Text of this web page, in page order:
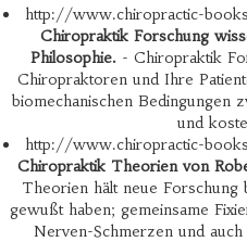
http://www.chiropractic-
Chiropraktik Forschung
Philosophie. - Chiropraktik
Chiropraktoren und Ihre
biomechanischen Bedingungen
und
http://www.chiropractic-
Chiropraktik Theorien von
Theorien hält neue
gewußt haben; gemeinsame
Nerven-Schmerzen und